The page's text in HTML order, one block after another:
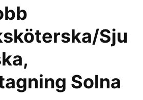
Sju
Solna